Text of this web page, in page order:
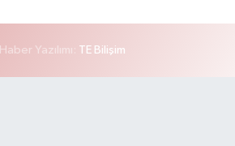
Haber Yazılımı: TE Bilişim